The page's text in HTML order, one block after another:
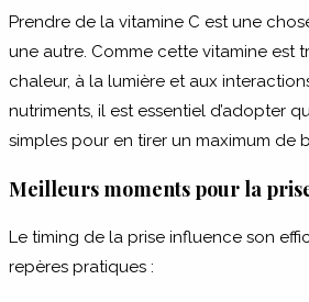
Prendre de la vitamine C est une
une autre. Comme cette vitamine est
chaleur, à la lumière et aux
nutriments, il est essentiel d’adopter
simples pour en tirer un maximum de
Meilleurs moments pour la
Le timing de la prise influence son
repères pratiques :